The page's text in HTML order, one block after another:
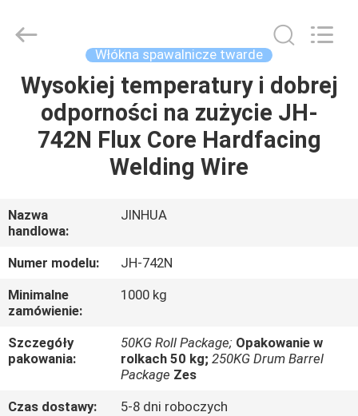
DOM
PRODUKTY
NAS
WYCIECZKA
PO
FABRYCE
KONTROLA
JAKOŚCI
LTD..
Włókna spawalnicze twarde
Wysokiej temperatury i dobrej
odporności na zużycie JH-
742N Flux Core Hardfacing
Welding Wire
Nazwa
handlowa:
JINHUA
Numer modelu:
JH-742N
Minimalne
zamówienie:
1000 kg
Szczegóły
pakowania:
50KG Roll Package; Opakowanie w
rolkach 50 kg; 250KG Drum Barrel
Package Zes
Czas dostawy:
5-8 dni roboczych